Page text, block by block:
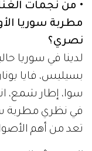
• من نجمات
مطربة سوريا
نصري؟
لدينا في سوريا
بسيليس، فايا
سوا، إطار شمع،
في نظري مطربة
تعد من أهم